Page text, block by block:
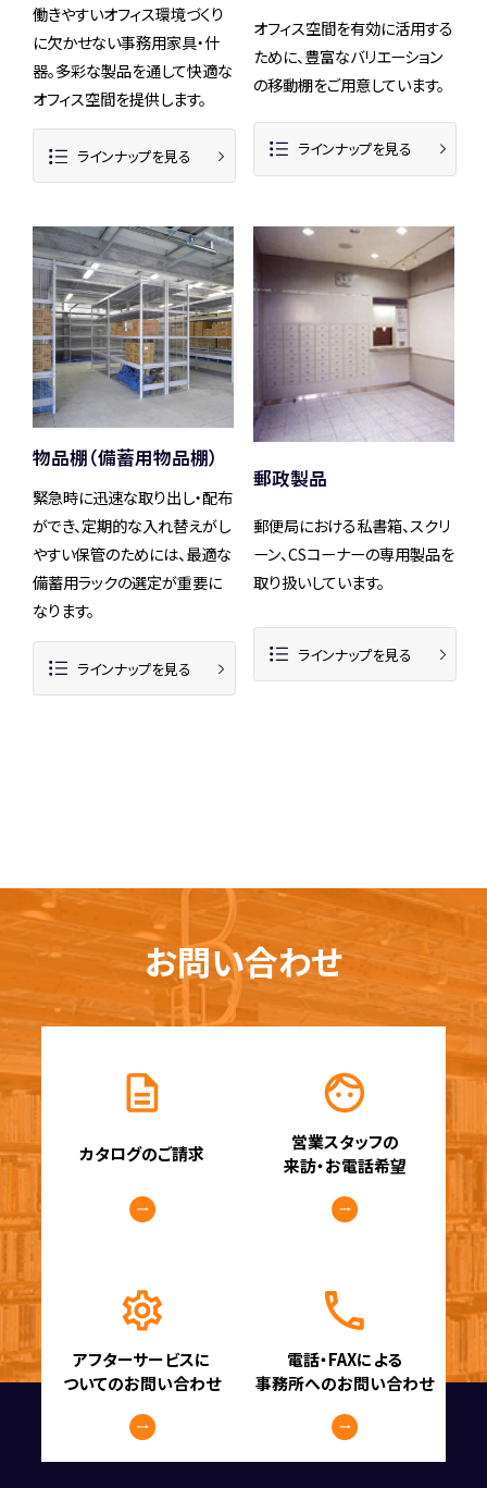
働きやすいオフィス環境づくり
に欠かせない事務用家具・什
器。多彩な製品を通して快適な
オフィス空間を提供します。
ラインナップを見る
オフィス空間を有効に活用する
ために、豊富なバリエーション
の移動棚をご用意しています。
ラインナップを見る
物品棚（備蓄用物品棚）
緊急時に迅速な取り出し・配布
ができ、定期的な入れ替えがし
やすい保管のためには、最適な
備蓄用ラックの選定が重要に
なります。
ラインナップを見る
郵政製品
郵便局における私書箱、スクリ
ーン、CSコーナーの専用製品を
取り扱いしています。
ラインナップを見る
お問い合わせ
カタログのご請求
営業スタッフの
来訪・お電話希望
アフターサービスに
ついてのお問い合わせ
電話・FAXによる
事務所へのお問い合わせ